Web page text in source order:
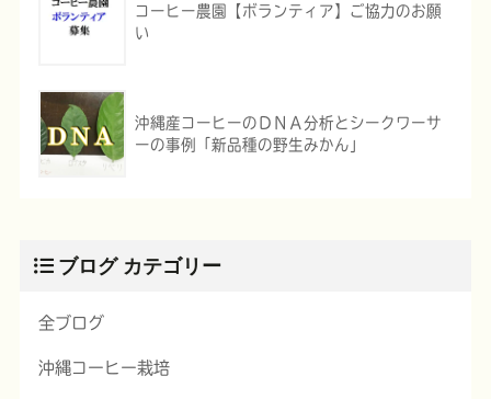
コーヒー農園【ボランティア】ご協力のお願
い
沖縄産コーヒーのＤＮＡ分析とシークワーサ
ーの事例「新品種の野生みかん」
ブログ カテゴリー
全ブログ
沖縄コーヒー栽培